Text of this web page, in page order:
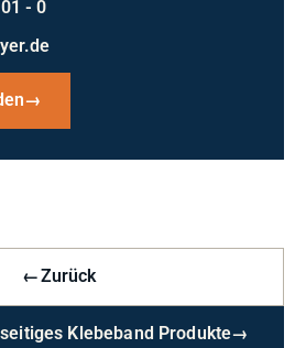
- 0
→
←Zurück
Klebeband Produkte→